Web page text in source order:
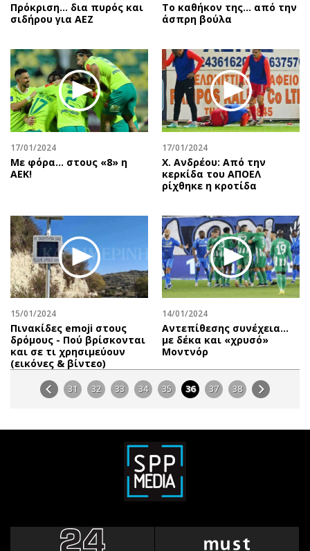
Πρόκριση... δια πυρός και
σιδήρου για ΑΕΖ
Το καθήκον της... από την
άσπρη βούλα
17/01/2024
Με φόρα… στους «8» η
ΑΕΚ!
17/01/2024
Χ. Ανδρέου: Από την
κερκίδα του ΑΠΟΕΛ
ρίχθηκε η κροτίδα
15/01/2024
Πινακίδες emoji στους
δρόμους - Πού βρίσκονται
και σε τι χρησιμεύουν
(εικόνες & βίντεο)
14/01/2024
Αντεπίθεσης συνέχεια…
με δέκα και «χρυσό»
Μοντνόρ
31 32 33 34 35 36 37 38